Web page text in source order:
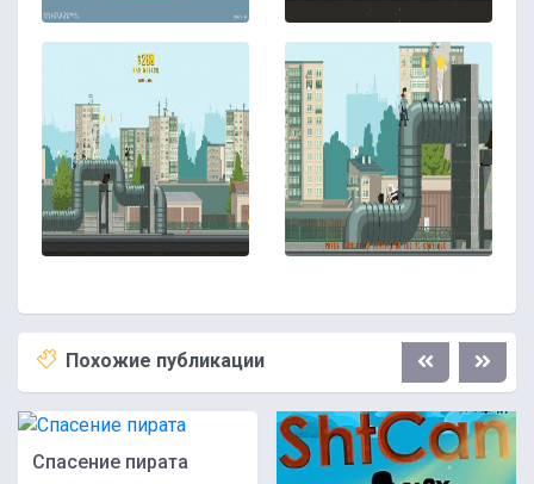
Похожие публикации
Спасение пирата